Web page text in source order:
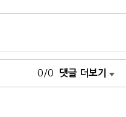
0/0 댓글 더보기